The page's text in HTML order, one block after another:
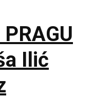
Ilić